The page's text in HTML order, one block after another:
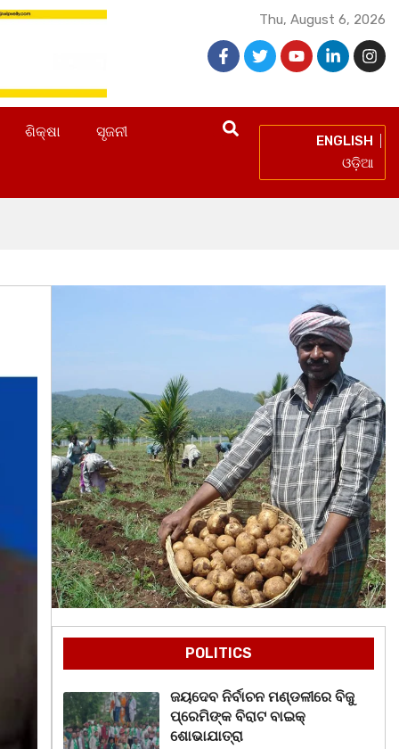
Thu, August 6, 2026
ଶିକ୍ଷା ସୃଜନୀ
ENGLISH
ଓଡ଼ିଆ
POLITICS
ଜୟଦେବ ନିର୍ବାଚନ ମଣ୍ଡଳୀରେ ବିଜୁ
ପ୍ରେମିଙ୍କ ବିରାଟ ବାଇକ୍
ଶୋଭାଯାତ୍ରା